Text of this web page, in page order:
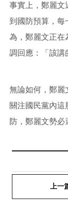
事實上，鄭麗文
到國防預算，每
為，鄭麗文正在
調回應：「該講
無論如何，鄭麗
關注國民黨內這
防，鄭麗文勢必
上一